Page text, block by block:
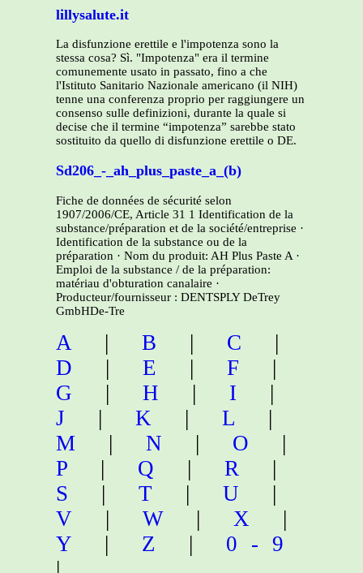
lillysalute.it
La disfunzione erettile e l'impotenza sono la
stessa cosa? Sì. "Impotenza" era il termine
comunemente usato in passato, fino a che
l'Istituto Sanitario Nazionale americano (il NIH)
tenne una conferenza proprio per raggiungere un
consenso sulle definizioni, durante la quale si
decise che il termine “impotenza” sarebbe stato
sostituito da quello di disfunzione erettile o DE.
Sd206_-_ah_plus_paste_a_(b)
Fiche de données de sécurité selon
1907/2006/CE, Article 31 1 Identification de la
substance/préparation et de la société/entreprise ·
Identification de la substance ou de la
préparation · Nom du produit: AH Plus Paste A ·
Emploi de la substance / de la préparation:
matériau d'obturation canalaire ·
Producteur/fournisseur : DENTSPLY DeTrey
GmbHDe-Tre
A | B | C
|
D
| E | F
|
G
| H | I
|
J
| K | L
|
M
| N | O
|
P
| Q | R
|
S
| T | U
|
V
| W | X
|
Y
| Z | 0-9